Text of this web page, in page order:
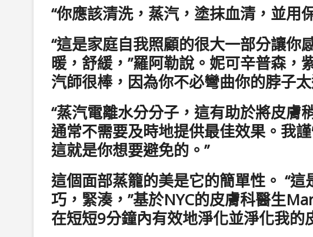
“你應該清洗，蒸汽，塗抹血清，並用
“這是家庭自我照顧的很大一部分讓你
暖，舒緩，”羅阿勒說。妮可辛普森，
汽師很棒，因為你不必彎曲你的脖子
“蒸汽電離水分分子，這有助於將皮膚
通常不需要及時地提供最佳效果。我
這就是你想要避免的。”
這個面部蒸籠的美是它的簡單性。 “
巧，緊湊，”基於NYC的皮膚科醫生
在短短9分鐘內有效地淨化並淨化我的